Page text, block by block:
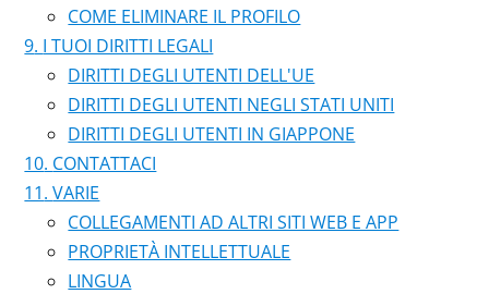
COME ELIMINARE IL PROFILO
I TUOI DIRITTI LEGALI
DIRITTI DEGLI UTENTI DELL'UE
DIRITTI DEGLI UTENTI NEGLI STATI UNITI
DIRITTI DEGLI UTENTI IN GIAPPONE
CONTATTACI
VARIE
COLLEGAMENTI AD ALTRI SITI WEB E APP
PROPRIETÀ INTELLETTUALE
LINGUA